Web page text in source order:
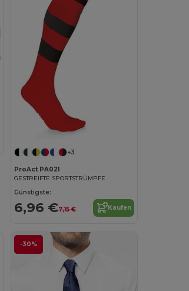
+3
ProAct PA021
GESTREIFTE SPORTSTRÜMPFE
Günstigste:
6,96 €7,15 € Kaufen
-30%